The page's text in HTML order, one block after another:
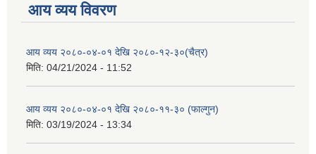
आय व्यय विवरण
आय व्यय २०८०-०४-०१ देखि २०८०-१२-३०(चैत्र)
मिति: 04/21/2024 - 11:52
आय व्यय २०८०-०४-०१ देखि २०८०-११-३० (फाल्गुन)
मिति: 03/19/2024 - 13:34